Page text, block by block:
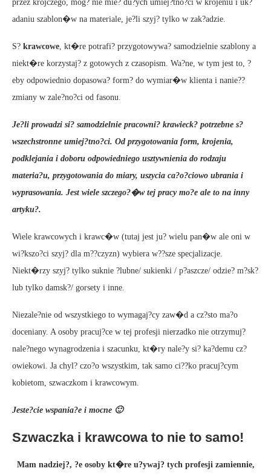
przez krojczego, mog? nie mie? du?ych umiej?tno?ci w krojeniu i uk?
adaniu szablon�w na materiale, je?li szyj? tylko w zak?adzie.
S? krawcowe, kt�re potrafi? przygotowywa? samodzielnie szablony a
niekt�re korzystaj? z gotowych z czasopism. Wa?ne, w tym jest to, ?
eby odpowiednio dopasowa? form? do wymiar�w klienta i nanie??
zmiany w zale?no?ci od fasonu.
Je?li prowadzi si? samodzielnie pracowni? krawieck? potrzebne s?
wszechstronne umiej?tno?ci. Od przygotowania form, krojenia,
podklejania i doboru odpowiedniego usztywnienia do rodzaju
materia?u, przygotowania do miary, uszycia ca?o?ciowo ubrania i
wyprasowania. Jest wiele szczego?�w tej pracy mo?e ale to na inny
artyku?.
Wiele krawcowych i krawc�w (tutaj jest ju? wielu pan�w ale oni w
wi?kszo?ci szyj? dla m??czyzn) wybiera w??sze specjalizacje.
Niekt�rzy szyj? tylko suknie ?lubne/ sukienki / p?aszcze/ odzie? m?sk?
lub tylko damsk?/ gorsety i inne.
Niezale?nie od wszystkiego to wymagaj?cy zaw�d a cz?sto ma?o
doceniany. A osoby pracuj?ce w tej profesji nierzadko nie otrzymuj?
nale?nego wynagrodzenia i szacunku, kt�ry nale?y si? ka?demu cz?
owiekowi. Ja chyl? czo?o wszystkim, tak samo ci??ko pracuj?cym
kobietom, szwaczkom i krawcowym.
Jeste?cie wspania?e i mocne 🙂
Szwaczka i krawcowa to nie to samo!
Mam nadziej?, ?e osoby kt�re u?ywaj? tych profesji zamiennie,